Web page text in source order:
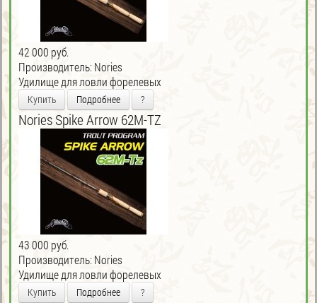
42 000 руб.
Производитель: Nories
Удилище для ловли форелевых
Купить Подробнее ?
Nories Spike Arrow 62M-TZ
43 000 руб.
Производитель: Nories
Удилище для ловли форелевых
Купить Подробнее ?